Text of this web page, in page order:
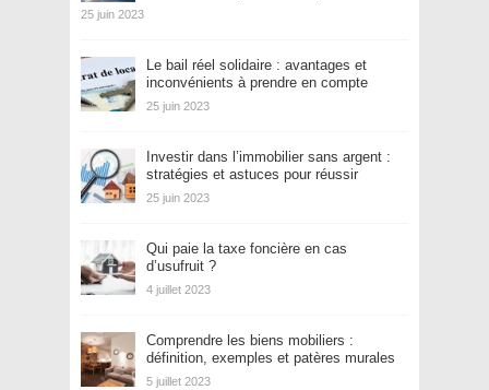
25 juin 2023
Le bail réel solidaire : avantages et
inconvénients à prendre en compte
25 juin 2023
Investir dans l’immobilier sans argent :
stratégies et astuces pour réussir
25 juin 2023
Qui paie la taxe foncière en cas
d’usufruit ?
4 juillet 2023
Comprendre les biens mobiliers :
définition, exemples et patères murales
5 juillet 2023